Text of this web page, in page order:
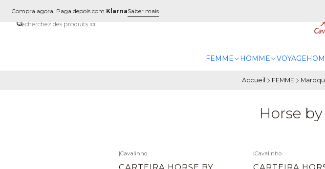
FEMME HOMME VOYAGE
Compra agora. Paga depois com KlarnaSaber mais
Accueil FEMME
Horse
|Cavalinho
CARTEIRA HORSE BY
|Cavalinho
CARTEIRA